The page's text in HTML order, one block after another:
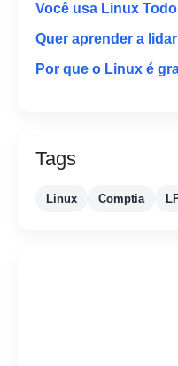
Você usa Linux
Quer aprender a
Por que o Linux é
Tags
Linux Comptia